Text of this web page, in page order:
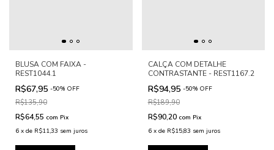
BLUSA COM FAIXA -
REST1044.1
R$67,95 -50% OFF
R$135,90
R$64,55 com Pix
6 x de R$11,33 sem juros
CALÇA COM DETALHE
CONTRASTANTE - REST1167.2
R$94,95 -50% OFF
R$189,90
R$90,20 com Pix
6 x de R$15,83 sem juros